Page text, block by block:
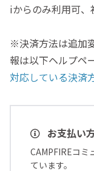
iからのみ利用可
※決済方法は追加
報は以下ヘルプペ
対応している決済
お支払い
CAMPFIREコミ
ています。